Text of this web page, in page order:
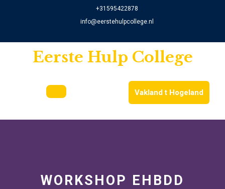
+31595422878
info@eerstehulpcollege.nl
Eerste Hulp College
Vakland t Hogeland
WORKSHOP EHBDD